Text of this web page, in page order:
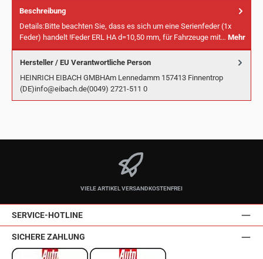
Beschreibung
Details:Bitte beachten Sie, dass es sich um eine Serienfeder (1x
Feder) handelt !Feder ERL HA d=10,50 mm, für Fahrzeuge mit… Mehr
Hersteller / EU Verantwortliche Person
HEINRICH EIBACH GMBHAm Lennedamm 157413 Finnentrop
(DE)info@eibach.de(0049) 2721-511 0
VIELE ARTIKEL VERSANDKOSTENFREI
SERVICE-HOTLINE
SICHERE ZAHLUNG